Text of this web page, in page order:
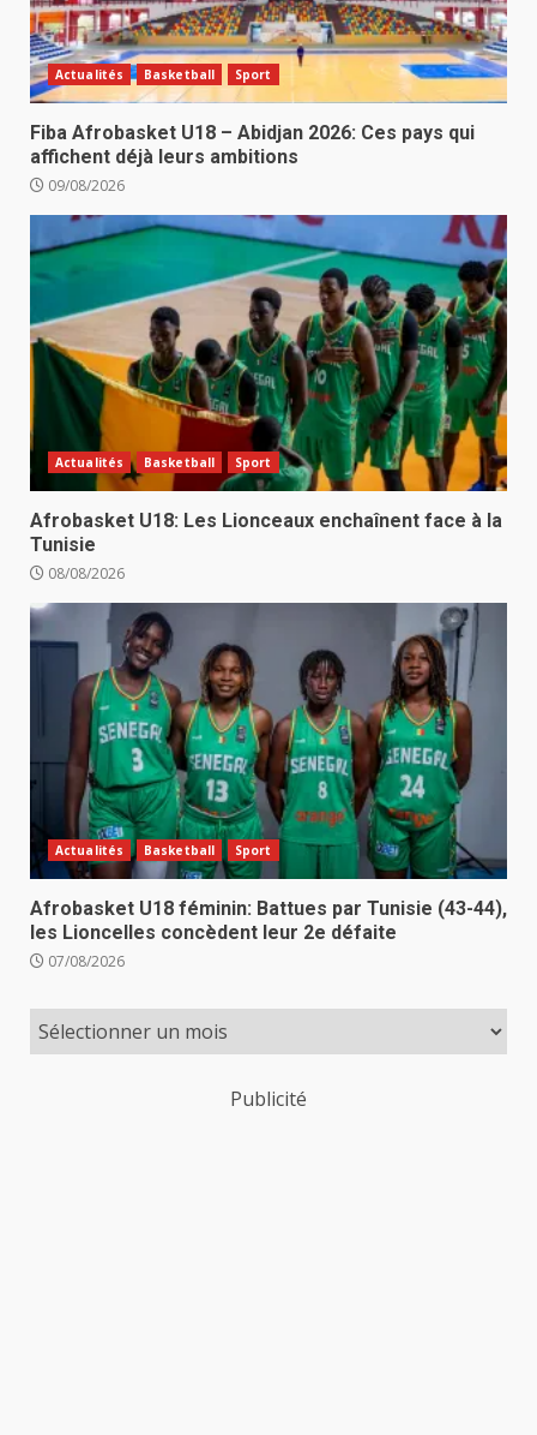
Actualités Basketball Sport
Fiba Afrobasket U18 – Abidjan 2026: Ces pays qui
affichent déjà leurs ambitions
09/08/2026
Actualités Basketball Sport
Afrobasket U18: Les Lionceaux enchaînent face à la
Tunisie
08/08/2026
Actualités Basketball Sport
Afrobasket U18 féminin: Battues par Tunisie (43-44),
les Lioncelles concèdent leur 2e défaite
07/08/2026
Publicité